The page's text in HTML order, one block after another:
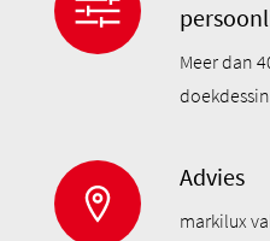
Meer dan
Advies
markilux